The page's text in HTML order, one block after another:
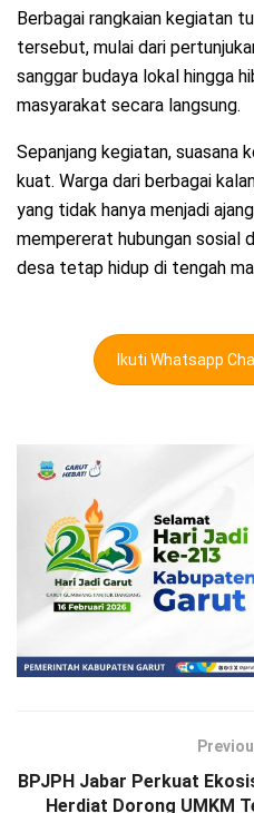
Berbagai rangkaian kegiatan
tersebut, mulai dari
sanggar budaya lokal hingga
masyarakat secara langsung.
Sepanjang kegiatan, suasana
kuat. Warga dari berbagai
yang tidak hanya menjadi
mempererat hubungan sosial
desa tetap hidup di tengah
Ikuti Whatsapp
BPJPH Jabar Perkuat
Herdiat Dorong UMKM